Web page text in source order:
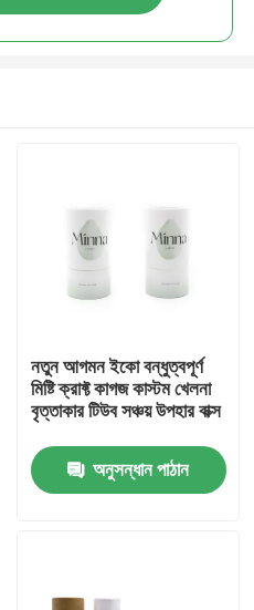
নতুন আগমন ইকো বন্ধুত্বপূর্ণ
মিষ্টি ক্রাফ্ট কাগজ কাস্টম খেলনা
বৃত্তাকার টিউব সঞ্চয় উপহার বাক্স
অনুসন্ধান পাঠান